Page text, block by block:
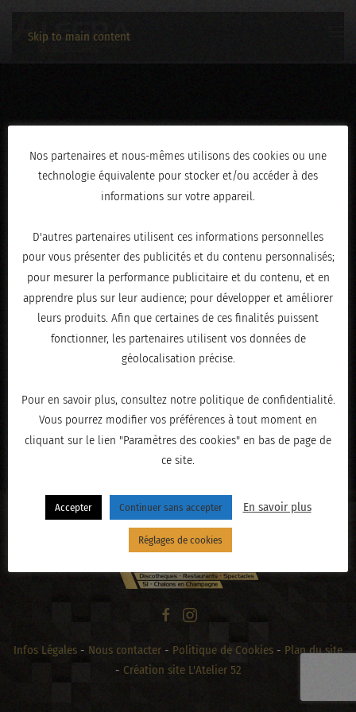
Skip to main content
01112025-126
ÉCRIT LENOVEMBRE 4, 2025.
« PRÉCÉDENT
Infos Légales - Nous contacter - Politique de Cookies - Plan du site
- Création site L'Atelier 52
Nos partenaires et nous-mêmes utilisons des cookies ou une
technologie équivalente pour stocker et/ou accéder à des
informations sur votre appareil.
D'autres partenaires utilisent ces informations personnelles
pour vous présenter des publicités et du contenu personnalisés;
pour mesurer la performance publicitaire et du contenu, et en
apprendre plus sur leur audience; pour développer et améliorer
leurs produits. Afin que certaines de ces finalités puissent
fonctionner, les partenaires utilisent vos données de
géolocalisation précise.
Pour en savoir plus, consultez notre politique de confidentialité.
Vous pourrez modifier vos préférences à tout moment en
cliquant sur le lien "Paramètres des cookies" en bas de page de
ce site.
Accepter Continuer sans accepter En savoir plus
Réglages de cookies